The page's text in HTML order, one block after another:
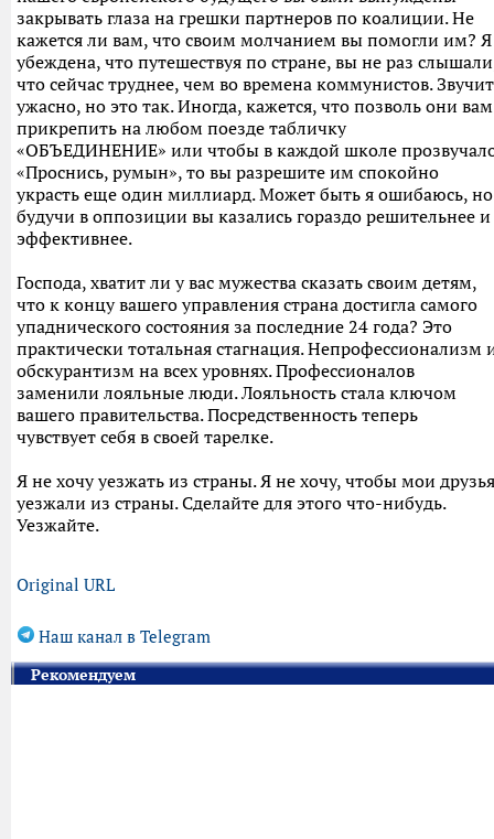
закрывать глаза на грешки партнеров по коалиции. Не
кажется ли вам, что своим молчанием вы помогли им? Я
убеждена, что путешествуя по стране, вы не раз
что сейчас труднее, чем во времена коммунистов. Звучит
ужасно, но это так. Иногда, кажется, что позволь они вам
прикрепить на любом поезде табличку
«ОБЪЕДИНЕНИЕ» или чтобы в каждой школе
«Проснись, румын», то вы разрешите им спокойно
украсть еще один миллиард. Может быть я ошибаюсь, но
будучи в оппозиции вы казались гораздо решительнее и
эффективнее.
Господа, хватит ли у вас мужества сказать своим детям,
что к концу вашего управления страна достигла самого
упаднического состояния за последние 24 года? Это
практически тотальная стагнация. Непрофессионализм
обскурантизм на всех уровнях. Профессионалов
заменили лояльные люди. Лояльность стала ключом
вашего правительства. Посредственность теперь
чувствует себя в своей тарелке.
Я не хочу уезжать из страны. Я не хочу, чтобы мои друзья
уезжали из страны. Сделайте для этого что-нибудь.
Уезжайте.
Original URL
Наш канал в Telegram
Рекомендуем